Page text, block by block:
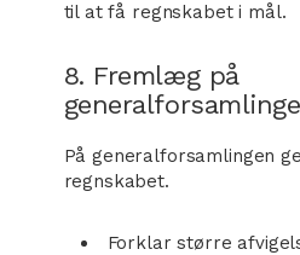
til at få regnskabet i mål.
8. Fremlæg på
På generalforsamlingen
regnskabet.
Forklar større